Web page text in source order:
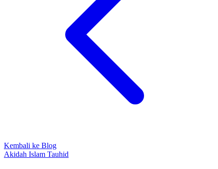
Kembali ke Blog
Akidah Islam Tauhid